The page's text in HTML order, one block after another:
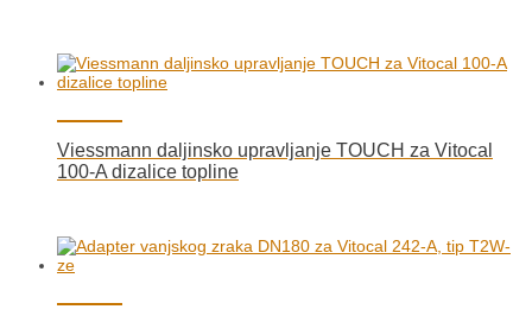
Viessmann daljinsko upravljanje TOUCH za Vitocal
100-A dizalice topline